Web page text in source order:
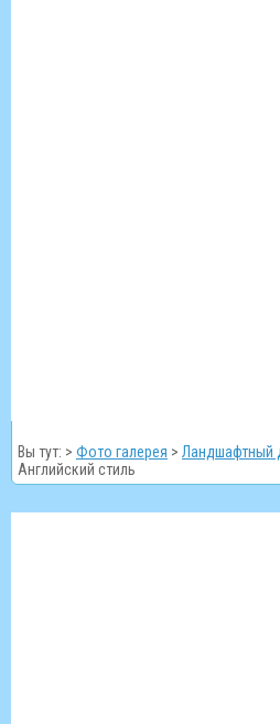
Вы тут: > Фото галерея > Ландшафтный
Английский стиль